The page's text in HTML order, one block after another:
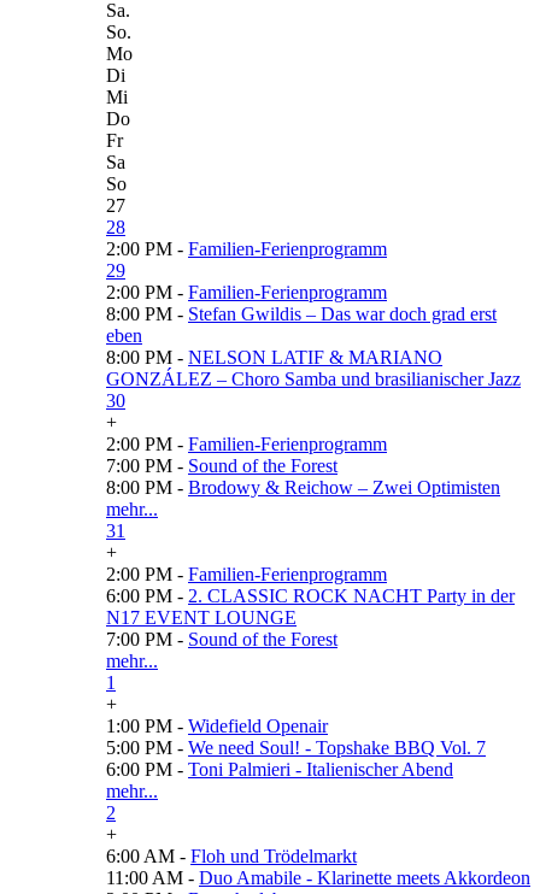
Sa.
So.
Mo
Di
Mi
Do
Fr
Sa
So
27
28
2:00 PM - Familien-Ferienprogramm
29
2:00 PM - Familien-Ferienprogramm
8:00 PM - Stefan Gwildis – Das war doch grad erst
eben
8:00 PM - NELSON LATIF & MARIANO
GONZÁLEZ – Choro Samba und brasilianischer Jazz
30
+
2:00 PM - Familien-Ferienprogramm
7:00 PM - Sound of the Forest
8:00 PM - Brodowy & Reichow – Zwei Optimisten
mehr...
31
+
2:00 PM - Familien-Ferienprogramm
6:00 PM - 2. CLASSIC ROCK NACHT Party in der
N17 EVENT LOUNGE
7:00 PM - Sound of the Forest
mehr...
1
+
1:00 PM - Widefield Openair
5:00 PM - We need Soul! - Topshake BBQ Vol. 7
6:00 PM - Toni Palmieri - Italienischer Abend
mehr...
2
+
6:00 AM - Floh und Trödelmarkt
11:00 AM - Duo Amabile - Klarinette meets Akkordeon